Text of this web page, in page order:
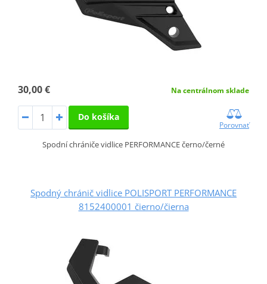
30,00 € Na centrálnom sklade
Do košíka
Porovnať
Spodní chrániče vidlice PERFORMANCE černo/černé
Spodný chránič vidlice POLISPORT PERFORMANCE
8152400001 čierno/čierna